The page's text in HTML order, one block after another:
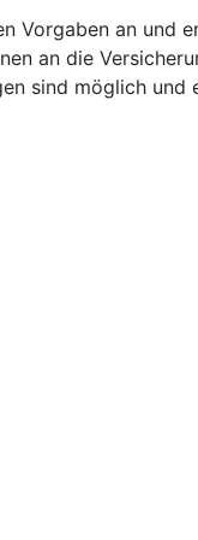
Vorgaben an und
an die
sind möglich